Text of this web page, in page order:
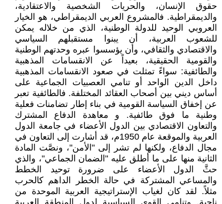
حقوق الإنسان، والحريات الشخصية والاعتقادية،
والديمقراطية. فالمشروع العربي الديمقراطي، هو الخيار
العروبي الوحيد للدولة الوطنية، الذي من خلاله يمكن
للشعوب العربية، أن يبنوا مستقبلهم السياسي
والاقتصادي والثقافي، وأن يؤسسوا عبره وحدتهم الوطنية
والقومية الحقيقية، بعيداً عن الانقسامات المذهبية
والطائفية: سواءً تمثلت في صعود الانقسامات المذهبية
داخل الدين الواحد أو تنامي العصبيات الجماعية على
أساس ديني بين أصحاب العقائد المختلفة. فالطائفية تعبر
عن إخفاق السياسة القومية في بناء إطار تضامنات فعلية
وطنية ما فوق طائفية. و معاهدة الدفاع المشترك
والتعاون الاقتصادي بين الدول الأعضاء في جامعة الدول
العربية والموقعة عام 1950م، قد أشارت إلى التعاون في
مجال الدفاع، ولكنها لم تشر إلى "الأمن"، ونصَّت المادة
الثانية منها على ما أطلق عليه "الضمان الجماعي"، والذي
حثَّ الدول الأعضاء على ضرورة توحيد الخطط
والمساعي المشتركة في حالة الخطر الداهم كالحرب
مثلاً. لقد كان لغياب الإستراتيجية العربية الموحدة من